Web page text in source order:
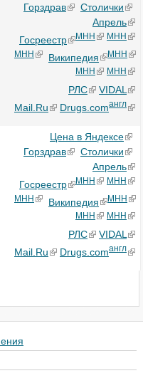
Горздрав
Столички
Апрель
Госреестр
МНН
МНН
МНН
Википедия
МНН
МНН
МНН
РЛС
VIDAL
Mail.Ru
Drugs.comангл
Цена в Яндексе
Горздрав
Столички
Апрель
Госреестр
МНН
МНН
МНН
Википедия
МНН
МНН
МНН
РЛС
VIDAL
Mail.Ru
Drugs.comангл